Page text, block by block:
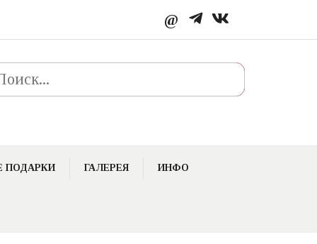
@
ПОДАРКИ ГАЛЕРЕЯ ИНФО